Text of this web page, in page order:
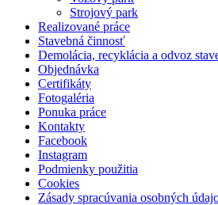
Strojový park
Realizované práce
Stavebná činnosť
Demolácia, recyklácia a odvoz
Objednávka
Certifikáty
Fotogaléria
Ponuka práce
Kontakty
Facebook
Instagram
Podmienky použitia
Cookies
Zásady spracúvania osobných